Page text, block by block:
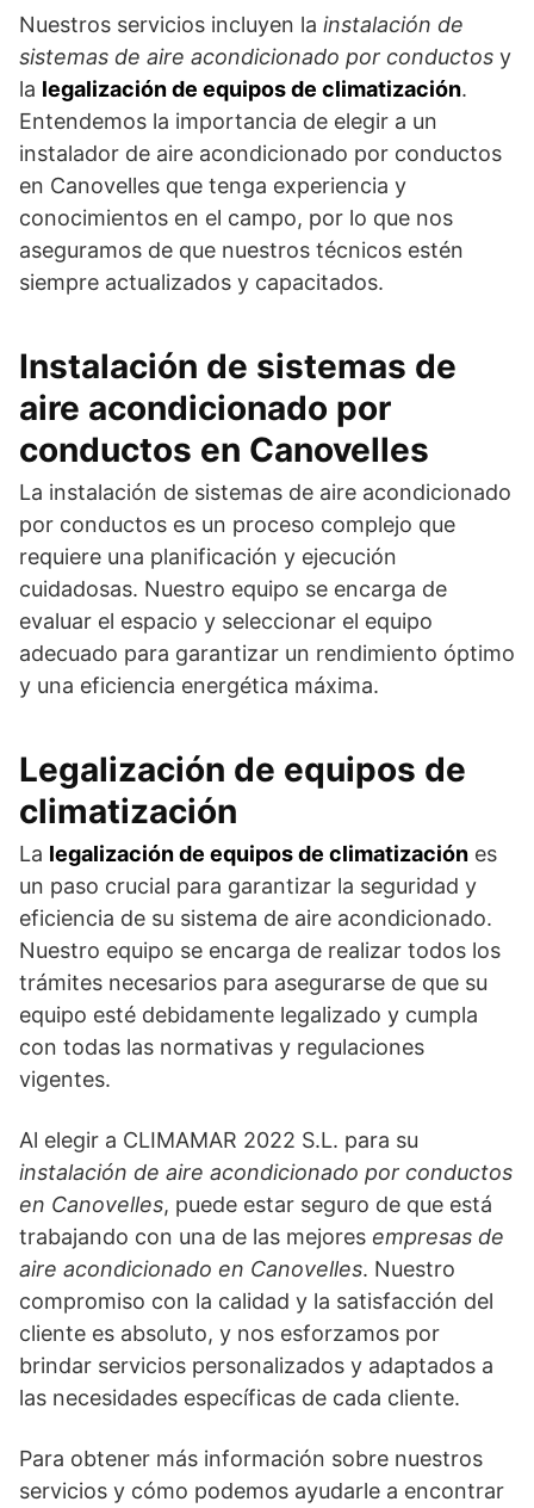
Nuestros servicios incluyen la instalación de
sistemas de aire acondicionado por conductos y
la legalización de equipos de climatización.
Entendemos la importancia de elegir a un
instalador de aire acondicionado por conductos
en Canovelles que tenga experiencia y
conocimientos en el campo, por lo que nos
aseguramos de que nuestros técnicos estén
siempre actualizados y capacitados.
Instalación de sistemas de
aire acondicionado por
conductos en Canovelles
La instalación de sistemas de aire acondicionado
por conductos es un proceso complejo que
requiere una planificación y ejecución
cuidadosas. Nuestro equipo se encarga de
evaluar el espacio y seleccionar el equipo
adecuado para garantizar un rendimiento óptimo
y una eficiencia energética máxima.
Legalización de equipos de
climatización
La legalización de equipos de climatización es
un paso crucial para garantizar la seguridad y
eficiencia de su sistema de aire acondicionado.
Nuestro equipo se encarga de realizar todos los
trámites necesarios para asegurarse de que su
equipo esté debidamente legalizado y cumpla
con todas las normativas y regulaciones
vigentes.
Al elegir a CLIMAMAR 2022 S.L. para su
instalación de aire acondicionado por conductos
en Canovelles, puede estar seguro de que está
trabajando con una de las mejores empresas de
aire acondicionado en Canovelles. Nuestro
compromiso con la calidad y la satisfacción del
cliente es absoluto, y nos esforzamos por
brindar servicios personalizados y adaptados a
las necesidades específicas de cada cliente.
Para obtener más información sobre nuestros
servicios y cómo podemos ayudarle a encontrar